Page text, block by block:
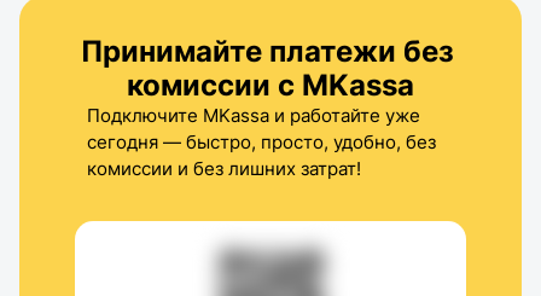
Принимайте платежи без
комиссии с MKassa
Подключите MKassa и работайте уже
сегодня — быстро, просто, удобно, без
комиссии и без лишних затрат!